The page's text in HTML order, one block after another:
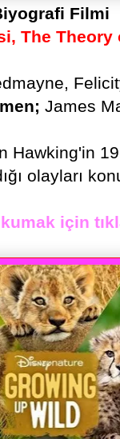
Filmi
The
James
Hawking'in
olayları
için